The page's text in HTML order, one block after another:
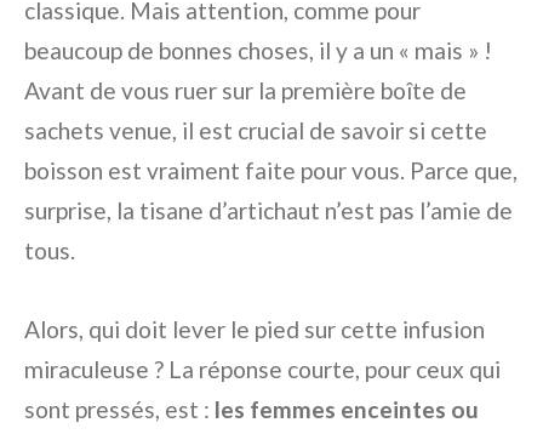
classique. Mais attention, comme pour
beaucoup de bonnes choses, il y a un « mais » !
Avant de vous ruer sur la première boîte de
sachets venue, il est crucial de savoir si cette
boisson est vraiment faite pour vous. Parce que,
surprise, la tisane d’artichaut n’est pas l’amie de
tous.
Alors, qui doit lever le pied sur cette infusion
miraculeuse ? La réponse courte, pour ceux qui
sont pressés, est : les femmes enceintes ou